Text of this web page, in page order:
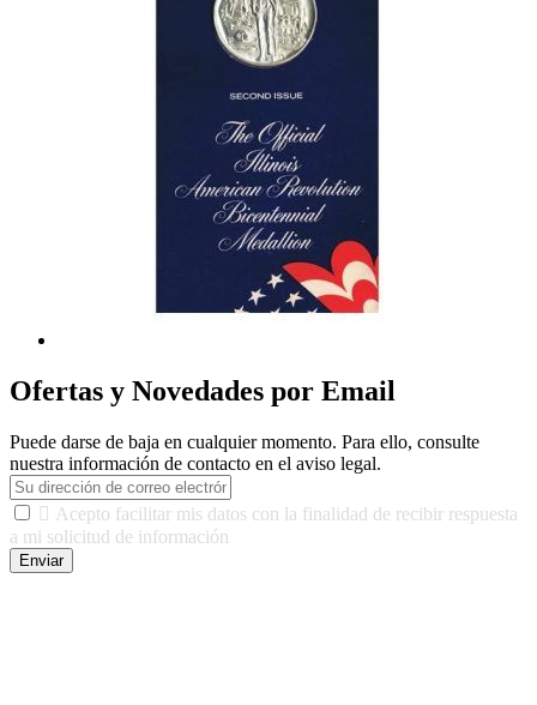
Ofertas y Novedades por Email
Puede darse de baja en cualquier momento. Para ello, consulte
nuestra información de contacto en el aviso legal.
 Acepto facilitar mis datos con la finalidad de recibir respuesta
a mi solicitud de información
Enviar